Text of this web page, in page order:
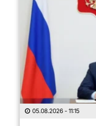
05.08.2026 - 11:15